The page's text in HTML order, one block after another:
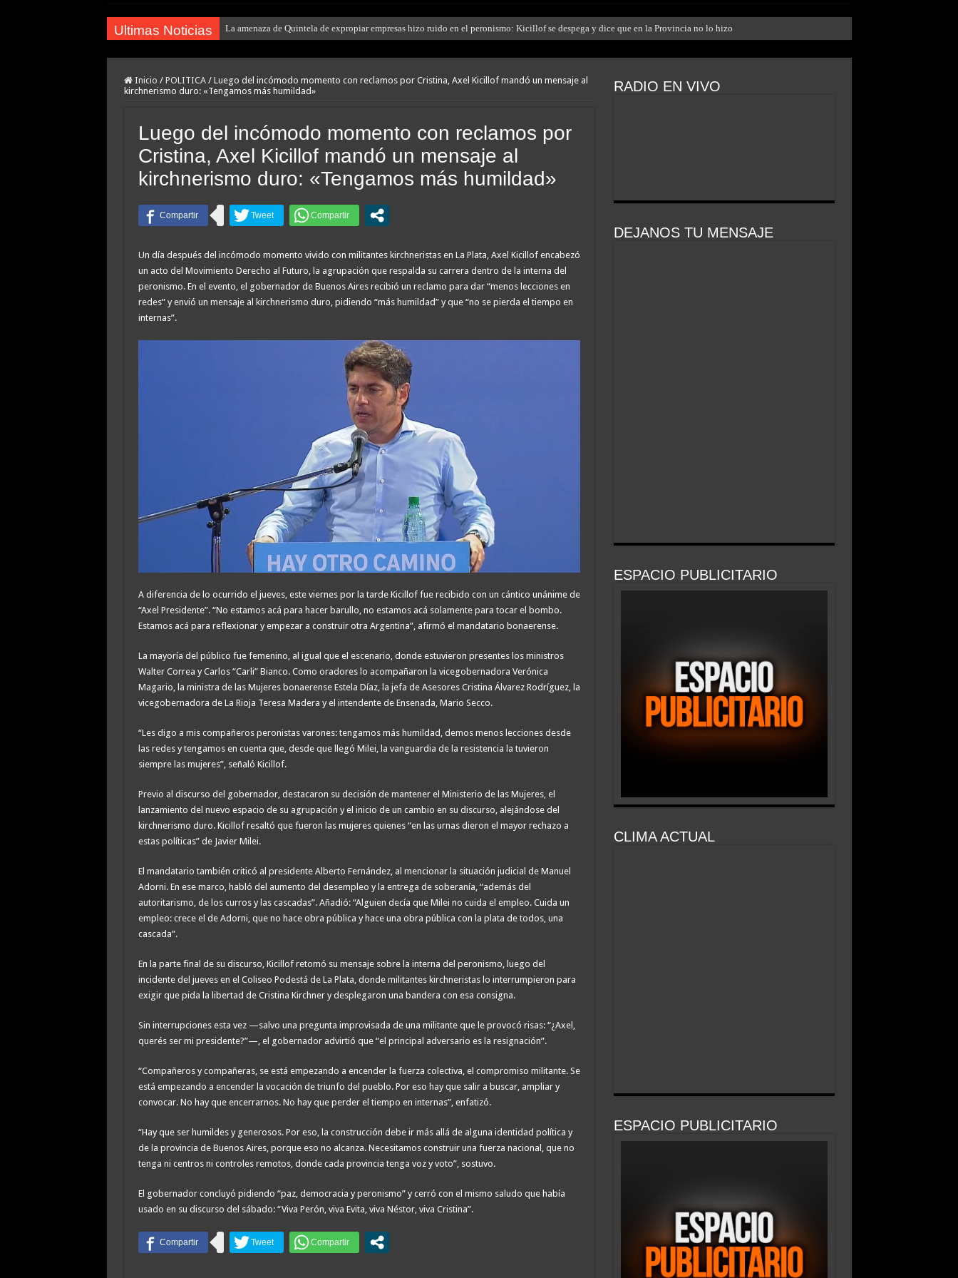
Ultimas Noticias La amenaza de Quintela de expropiar empresas hizo ruido en el peronismo: Kicillof se despega y dice que en la Provincia no lo hizo
Inicio / POLITICA / Luego del incómodo momento con reclamos por Cristina, Axel Kicillof mandó un mensaje al
kirchnerismo duro: «Tengamos más humildad»
Luego del incómodo momento con reclamos por
Cristina, Axel Kicillof mandó un mensaje al
kirchnerismo duro: «Tengamos más humildad»
Un día después del incómodo momento vivido con militantes kirchneristas en La Plata, Axel Kicillof encabezó
un acto del Movimiento Derecho al Futuro, la agrupación que respalda su carrera dentro de la interna del
peronismo. En el evento, el gobernador de Buenos Aires recibió un reclamo para dar “menos lecciones en
redes” y envió un mensaje al kirchnerismo duro, pidiendo “más humildad” y que “no se pierda el tiempo en
internas”.
A diferencia de lo ocurrido el jueves, este viernes por la tarde Kicillof fue recibido con un cántico unánime de
“Axel Presidente”. “No estamos acá para hacer barullo, no estamos acá solamente para tocar el bombo.
Estamos acá para reflexionar y empezar a construir otra Argentina”, afirmó el mandatario bonaerense.
La mayoría del público fue femenino, al igual que el escenario, donde estuvieron presentes los ministros
Walter Correa y Carlos “Carli” Bianco. Como oradores lo acompañaron la vicegobernadora Verónica
Magario, la ministra de las Mujeres bonaerense Estela Díaz, la jefa de Asesores Cristina Álvarez Rodríguez, la
vicegobernadora de La Rioja Teresa Madera y el intendente de Ensenada, Mario Secco.
“Les digo a mis compañeros peronistas varones: tengamos más humildad, demos menos lecciones desde
las redes y tengamos en cuenta que, desde que llegó Milei, la vanguardia de la resistencia la tuvieron
siempre las mujeres”, señaló Kicillof.
Previo al discurso del gobernador, destacaron su decisión de mantener el Ministerio de las Mujeres, el
lanzamiento del nuevo espacio de su agrupación y el inicio de un cambio en su discurso, alejándose del
kirchnerismo duro. Kicillof resaltó que fueron las mujeres quienes “en las urnas dieron el mayor rechazo a
estas políticas” de Javier Milei.
El mandatario también criticó al presidente Alberto Fernández, al mencionar la situación judicial de Manuel
Adorni. En ese marco, habló del aumento del desempleo y la entrega de soberanía, “además del
autoritarismo, de los curros y las cascadas”. Añadió: “Alguien decía que Milei no cuida el empleo. Cuida un
empleo: crece el de Adorni, que no hace obra pública y hace una obra pública con la plata de todos, una
cascada”.
En la parte final de su discurso, Kicillof retomó su mensaje sobre la interna del peronismo, luego del
incidente del jueves en el Coliseo Podestá de La Plata, donde militantes kirchneristas lo interrumpieron para
exigir que pida la libertad de Cristina Kirchner y desplegaron una bandera con esa consigna.
Sin interrupciones esta vez —salvo una pregunta improvisada de una militante que le provocó risas: “¿Axel,
querés ser mi presidente?”—, el gobernador advirtió que “el principal adversario es la resignación”.
“Compañeros y compañeras, se está empezando a encender la fuerza colectiva, el compromiso militante. Se
está empezando a encender la vocación de triunfo del pueblo. Por eso hay que salir a buscar, ampliar y
convocar. No hay que encerrarnos. No hay que perder el tiempo en internas”, enfatizó.
“Hay que ser humildes y generosos. Por eso, la construcción debe ir más allá de alguna identidad política y
de la provincia de Buenos Aires, porque eso no alcanza. Necesitamos construir una fuerza nacional, que no
tenga ni centros ni controles remotos, donde cada provincia tenga voz y voto”, sostuvo.
El gobernador concluyó pidiendo “paz, democracia y peronismo” y cerró con el mismo saludo que había
usado en su discurso del sábado: “Viva Perón, viva Evita, viva Néstor, viva Cristina”.
RADIO EN VIVO
DEJANOS TU MENSAJE
ESPACIO PUBLICITARIO
CLIMA ACTUAL
ESPACIO PUBLICITARIO